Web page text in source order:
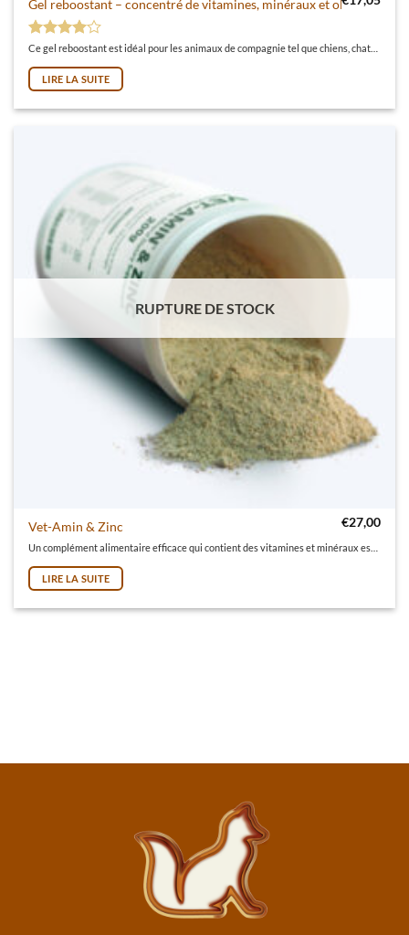
Gel reboostant – concentré de vitamines, minéraux et oligo-
Note4sur 5
LIRE LA SUITE
RUPTURE DE STOCK
Vet-Amin & Zinc €27,00
LIRE LA SUITE